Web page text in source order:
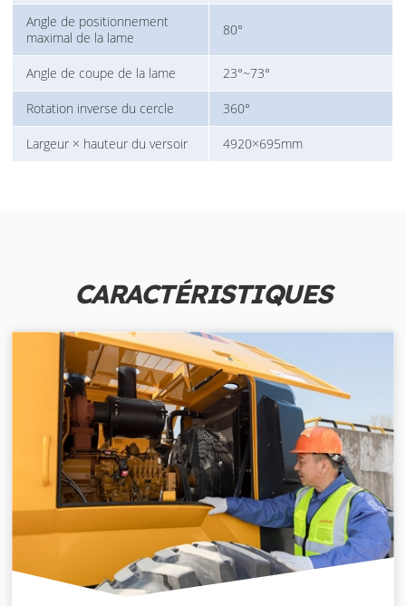
Angle de positionnement
maximal de la lame
80°
Angle de coupe de la lame 23°~73°
Rotation inverse du cercle 360°
Largeur × hauteur du versoir 4920×695mm
CARACTÉRISTIQUES